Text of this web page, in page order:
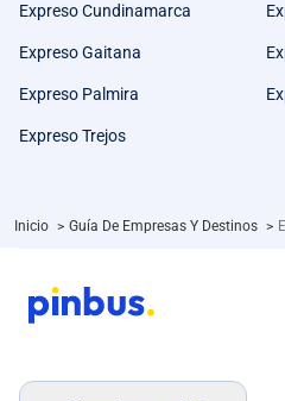
Expreso Cundinamarca
Expreso Gaitana
Expreso Palmira
Expreso Trejos
Inicio > Guía De Empresas Y Destinos >